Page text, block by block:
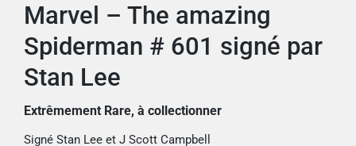
Marvel – The amazing
Spiderman # 601 signé par
Stan Lee
Extrêmement Rare, à collectionner
Signé Stan Lee et J Scott Campbell